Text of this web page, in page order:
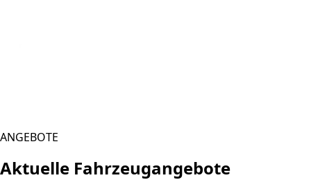
ANGEBOTE
Aktuelle Fahrzeugangebote